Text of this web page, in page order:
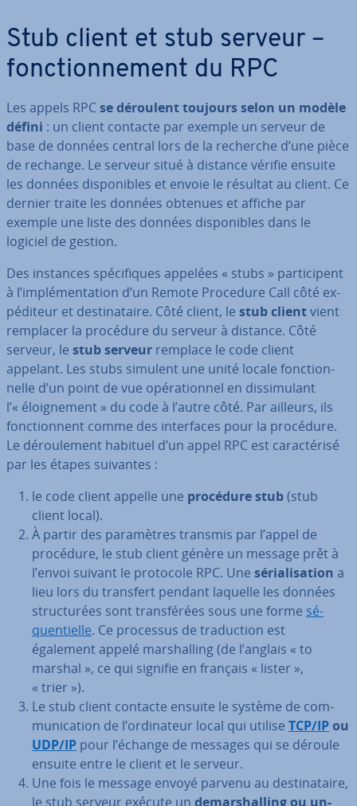
Stub client et stub serveur –
fonc­tion­ne­ment du RPC
Les appels RPCse déroulent toujours selon un modèle
défini : un client contacte par exemple un serveur de
base de données central lors de la recherche d’une pièce
de rechange. Le serveur situé à distance vérifie ensuite
les données dis­po­nibles et envoie le résultat au client. Ce
dernier traite les données obtenues et affiche par
exemple une liste des données dis­po­nibles dans le
logiciel de gestion.
Des instances spé­ci­fiques appelées « stubs » par­ti­ci­pent
à l’im­plé­men­ta­tion d’un Remote Procedure Call côté ex­
pé­di­teur et des­ti­na­taire. Côté client, le stub clientvient
remplacer la procédure du serveur à distance. Côté
serveur, le stub serveur remplace le code client
appelant. Les stubs simulent une unité locale fonc­tion­
nelle d’un point de vue opé­ra­tion­nel en dis­si­mu­lant
l’« éloig­ne­ment » du code à l’autre côté. Par ailleurs, ils
fonc­tion­nent comme des in­ter­faces pour la procédure.
Le dé­rou­le­ment habituel d’un appel RPC est ca­rac­té­risé
par les étapes suivantes :
le code client appelle une procédure stub(stub
client local).
À partir des pa­ra­mètres transmis par l’appel de
procédure, le stub client génère un message prêt à
l’envoi suivant le protocole RPC. Une sé­ria­li­sa­tion a
lieu lors du transfert pendant laquelle les données
struc­tu­rées sont trans­fé­rées sous une forme sé­
quen­tielle. Ce processus de tra­duc­tion est
également appelé mar­shal­ling (de l’anglais « to
marshal », ce qui signifie en français « lister »,
« trier »).
Le stub client contacte ensuite le système de com­
mu­ni­ca­tion de l’or­di­na­teur local qui utilise TCP/IPou
UDP/IP pour l’échange de messages qui se déroule
ensuite entre le client et le serveur.
Une fois le message envoyé parvenu au des­ti­na­taire,
le stub serveur exécute un de­mar­shal­ling ou un­